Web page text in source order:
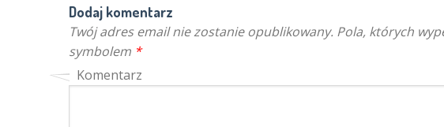
Dodaj komentarz
Twój adres email nie zostanie opublikowany. Pola, których
symbolem *
Komentarz